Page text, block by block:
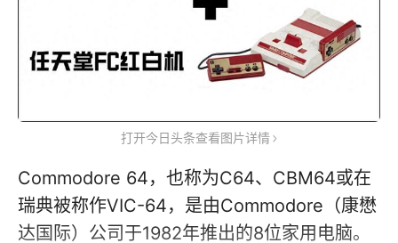
打开今日头条查看图片详情
Commodore 64，也称为C64、CBM64或在
瑞典被称作VIC-64，是由Commodore（康懋
达国际）公司于1982年推出的8位家用电脑。